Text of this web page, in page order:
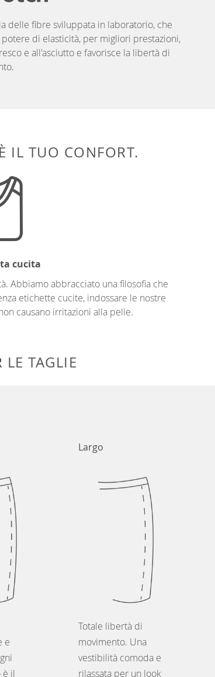
delle fibre sviluppata in laboratorio, che
di elasticità, per migliori prestazioni,
e all'asciutto e favorisce la libertà di
IL TUO CONFORT.
cucita
Abbiamo abbracciato una filosofia che
etichette cucite, indossare le nostre
causano irritazioni alla pelle.
LE TAGLIE
e
è il
Largo
Totale libertà di
movimento. Una
vestibilità comoda e
rilassata per un look